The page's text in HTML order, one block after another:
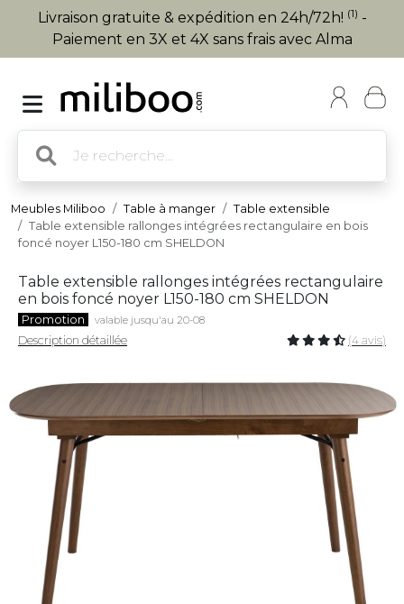
Livraison gratuite & expédition en 24h/72h! (1) -
Paiement en 3X et 4X sans frais avec Alma
Meubles Miliboo Table à manger
Table extensible
Table extensible rallonges intégrées rectangulaire en bois
foncé noyer L150-180 cm SHELDON
Table extensible rallonges intégrées rectangulaire
en bois foncé noyer L150-180 cm SHELDON
Promotion valable jusqu'au 20-08
Description détaillée (4 avis)